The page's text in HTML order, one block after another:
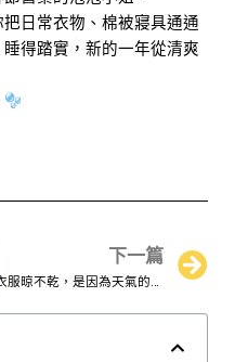
日常衣物、棉被寢具通通
得踏實，新的一年從清爽
下一篇
衣服晾不乾，是因為天氣的關係